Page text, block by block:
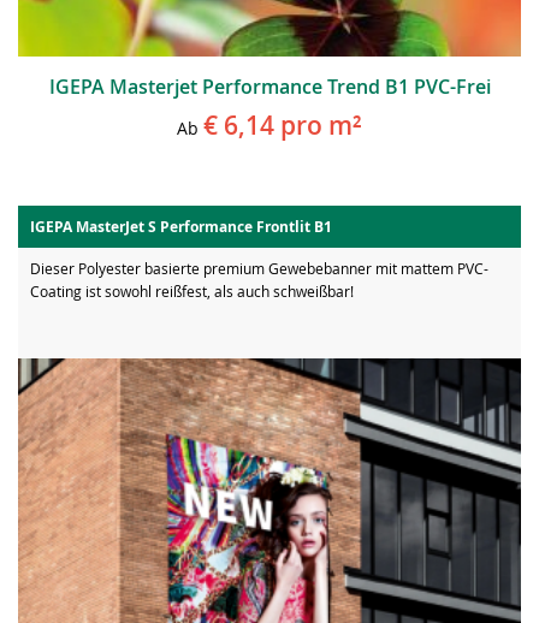
IGEPA Masterjet Performance Trend B1 PVC-Frei
Ab € 6,14 pro m²
IGEPA MasterJet S Performance Frontlit B1
Dieser Polyester basierte premium Gewebebanner mit mattem PVC-
Coating ist sowohl reißfest, als auch schweißbar!